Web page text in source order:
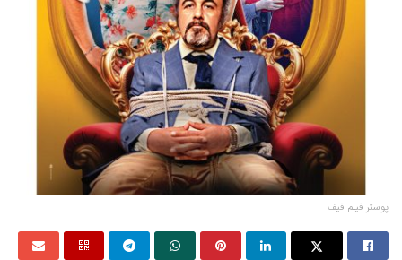
پوستر فیلم قیف